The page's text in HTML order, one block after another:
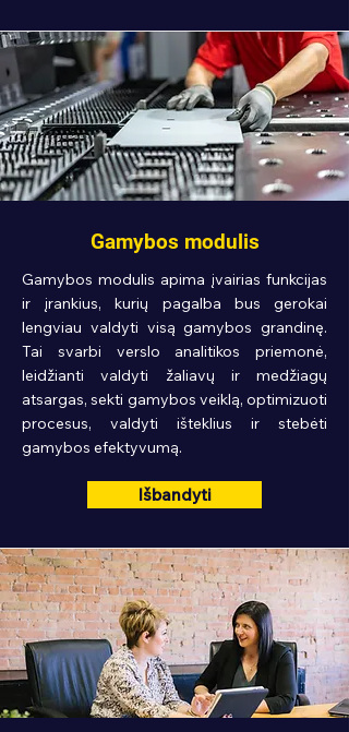
Gamybos modulis
Gamybos modulis apima įvairias funkcijas
ir įrankius, kurių pagalba bus gerokai
lengviau valdyti visą gamybos grandinę.
Tai svarbi verslo analitikos priemonė,
leidžianti valdyti žaliavų ir medžiagų
atsargas, sekti gamybos veiklą, optimizuoti
procesus, valdyti išteklius ir stebėti
gamybos efektyvumą.
Išbandyti